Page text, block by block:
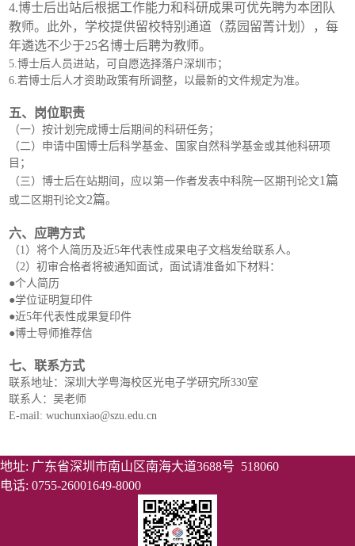
4.博士后出站后根据工作能力和科研成果可优先聘为本团队
教师。此外，学校提供留校特别通道（荔园留菁计划），每
年遴选不少于25名博士后聘为教师。
5.博士后人员进站，可自愿选择落户深圳市；
6.若博士后人才资助政策有所调整，以最新的文件规定为准。
五、岗位职责
（一）按计划完成博士后期间的科研任务；
（二）申请中国博士后科学基金、国家自然科学基金或其他科研项
目；
（三）博士后在站期间，应以第一作者发表中科院一区期刊论文1篇
或二区期刊论文2篇。
六、应聘方式
（1）将个人简历及近5年代表性成果电子文档发给联系人。
（2）初审合格者将被通知面试，面试请准备如下材料：
●个人简历
●学位证明复印件
●近5年代表性成果复印件
●博士导师推荐信
七、联系方式
联系地址：深圳大学粤海校区光电子学研究所330室
联系人：吴老师
E-mail: wuchunxiao@szu.edu.cn
地址: 广东省深圳市南山区南海大道3688号 518060
电话: 0755-26001649-8000